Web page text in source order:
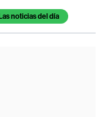
Las noticias del día